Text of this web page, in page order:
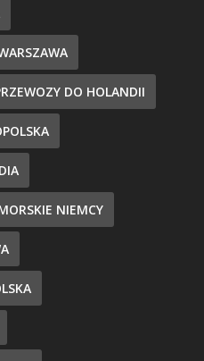
DO HOLANDII
NIEMCY